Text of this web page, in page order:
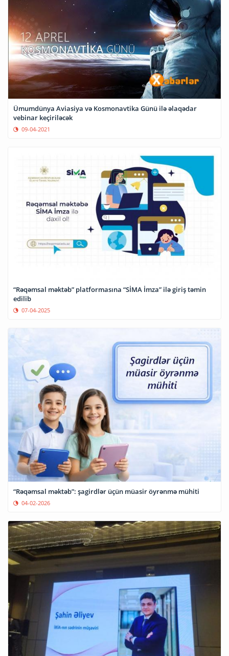
Ümumdünya Aviasiya və Kosmonavtika Günü ilə əlaqədar
vebinar keçiriləcək
09-04-2021
“Rəqəmsal məktəb” platformasına “SİMA İmza” ilə giriş təmin
edilib
07-04-2025
“Rəqəmsal məktəb”: şagirdlər üçün müasir öyrənmə mühiti
04-02-2026